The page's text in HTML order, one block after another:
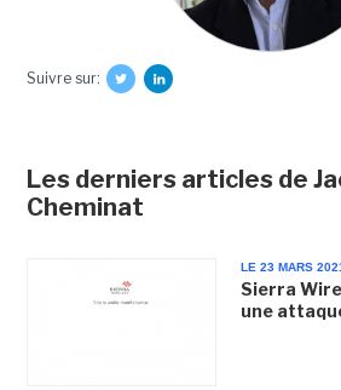
Suivre sur:
Les derniers articles de
Cheminat
LE 23 MARS
Sierra
une